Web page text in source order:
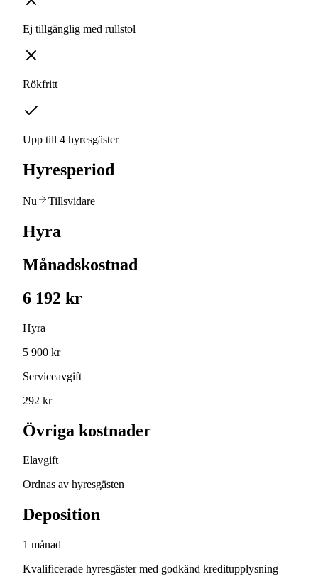
Ej tillgänglig med rullstol
Rökfritt
Upp till 4 hyresgäster
Hyresperiod
Nu Tillsvidare
Hyra
Månadskostnad
6 192 kr
Hyra
5 900 kr
Serviceavgift
292 kr
Övriga kostnader
Elavgift
Ordnas av hyresgästen
Deposition
1 månad
Kvalificerade hyresgäster med godkänd kreditupplysning